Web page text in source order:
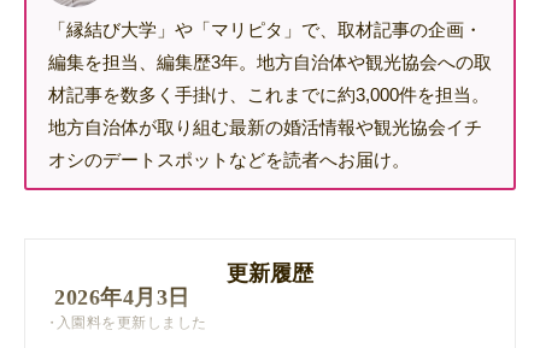
「縁結び大学」や「マリピタ」で、取材記事の企画・
編集を担当、編集歴3年。地方自治体や観光協会への取
材記事を数多く手掛け、これまでに約3,000件を担当。
地方自治体が取り組む最新の婚活情報や観光協会イチ
オシのデートスポットなどを読者へお届け。
更新履歴
2026年4月3日
入園料を更新しました